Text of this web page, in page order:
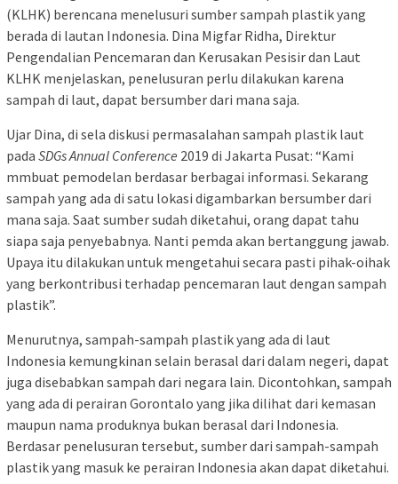
(KLHK) berencana menelusuri sumber sampah plastik yang
berada di lautan Indonesia. Dina Migfar Ridha, Direktur
Pengendalian Pencemaran dan Kerusakan Pesisir dan Laut
KLHK menjelaskan, penelusuran perlu dilakukan karena
sampah di laut, dapat bersumber dari mana saja.
Ujar Dina, di sela diskusi permasalahan sampah plastik laut
pada SDGs Annual Conference 2019 di Jakarta Pusat: “Kami
mmbuat pemodelan berdasar berbagai informasi. Sekarang
sampah yang ada di satu lokasi digambarkan bersumber dari
mana saja. Saat sumber sudah diketahui, orang dapat tahu
siapa saja penyebabnya. Nanti pemda akan bertanggung jawab.
Upaya itu dilakukan untuk mengetahui secara pasti pihak-oihak
yang berkontribusi terhadap pencemaran laut dengan sampah
plastik”.
Menurutnya, sampah-sampah plastik yang ada di laut
Indonesia kemungkinan selain berasal dari dalam negeri, dapat
juga disebabkan sampah dari negara lain. Dicontohkan, sampah
yang ada di perairan Gorontalo yang jika dilihat dari kemasan
maupun nama produknya bukan berasal dari Indonesia.
Berdasar penelusuran tersebut, sumber dari sampah-sampah
plastik yang masuk ke perairan Indonesia akan dapat diketahui.